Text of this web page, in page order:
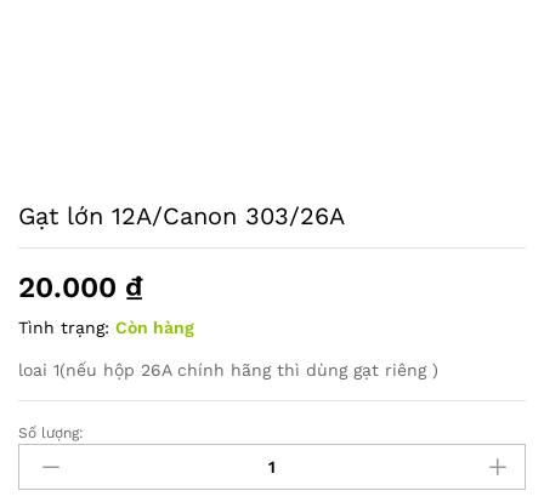
Gạt lớn 12A/Canon 303/26A
20.000 ₫
Tình trạng: Còn hàng
loai 1(nếu hộp 26A chính hãng thì dùng gạt riêng )
Gạt
12A/Canon
Số lượng: